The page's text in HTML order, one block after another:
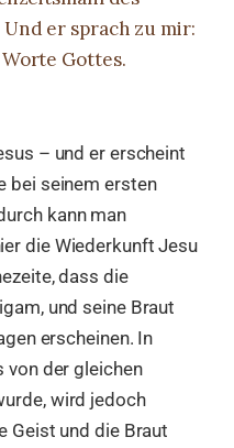
er sprach zu mir:
Gottes.
– und er erscheint
bei seinem ersten
kann man
die Wiederkunft Jesu
dass die
und seine Braut
erscheinen. In
von der gleichen
wird jedoch
Geist und die Braut